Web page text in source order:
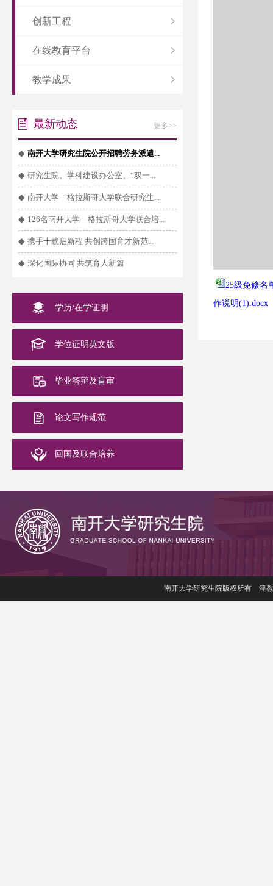
创新工程
在线教育平台
教学成果
最新动态 更多>>
◆ 南开大学研究生院公开招聘劳务派遣...
◆ 研究生院、学科建设办公室、“双一...
◆ 南开大学—格拉斯哥大学联合研究生...
◆ 126名南开大学—格拉斯哥大学联合培...
◆ 携手十载启新程 共创跨国育才新范...
◆ 深化国际协同 共筑育人新篇
学历/在学证明
学位证明英文版
毕业答辩及盲审
论文写作规范
回国及联合培养
25级免修名
作说明(1).docx
南开大学研究生院版权所有 津